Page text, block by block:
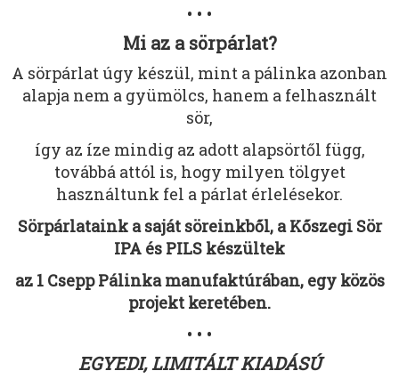
• • •
Mi az a sörpárlat?
A sörpárlat úgy készül, mint a pálinka azonban
alapja nem a gyümölcs, hanem a felhasznált
sör,
így az íze mindig az adott alapsörtől függ,
továbbá attól is, hogy milyen tölgyet
használtunk fel a párlat érlelésekor.
Sörpárlataink a saját söreinkből, a Kőszegi Sör
IPA és PILS készültek
az 1 Csepp Pálinka manufaktúrában, egy közös
projekt keretében.
• • •
EGYEDI, LIMITÁLT KIADÁSÚ